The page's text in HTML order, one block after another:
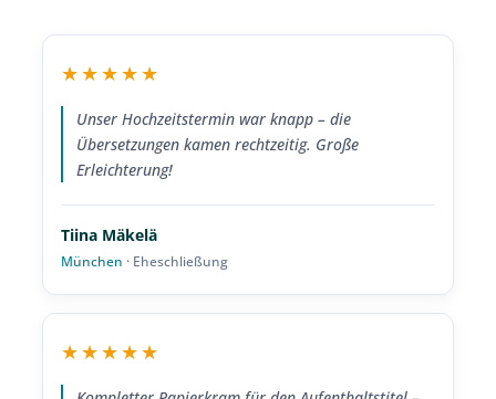
★★★★★
Unser Hochzeitstermin war knapp – die
Übersetzungen kamen rechtzeitig. Große
Erleichterung!
Tiina Mäkelä
München · Eheschließung
★★★★★